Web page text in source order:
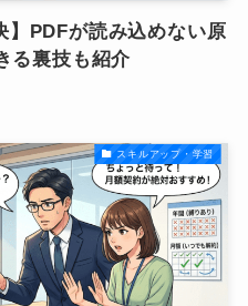
】PDFが読み込めない原
る裏技も紹介
スキルアップ・学習